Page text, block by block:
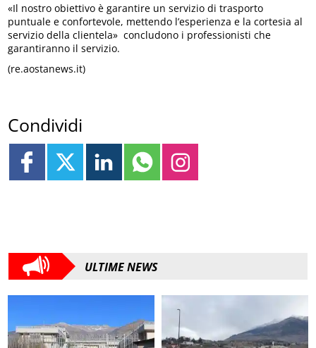
«Il nostro obiettivo è garantire un servizio di trasporto
puntuale e confortevole, mettendo l’esperienza e la cortesia al
servizio della clientela» concludono i professionisti che
garantiranno il servizio.
(re.aostanews.it)
Condividi
ULTIME NEWS